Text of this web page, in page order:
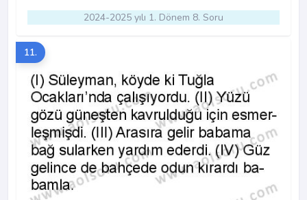
2024-2025 yılı 1. Dönem 8. Soru
11.